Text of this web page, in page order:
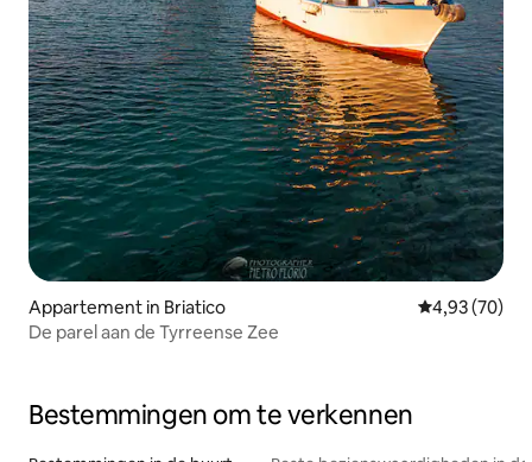
Appartement in Briatico Gemiddelde
4,93 (70)
De parel aan de Tyrreense Zee
Bestemmingen om te verkennen